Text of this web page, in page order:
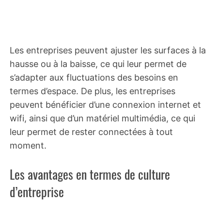
Les entreprises peuvent ajuster les surfaces à la
hausse ou à la baisse, ce qui leur permet de
s’adapter aux fluctuations des besoins en
termes d’espace. De plus, les entreprises
peuvent bénéficier d’une connexion internet et
wifi, ainsi que d’un matériel multimédia, ce qui
leur permet de rester connectées à tout
moment.
Les avantages en termes de culture
d’entreprise